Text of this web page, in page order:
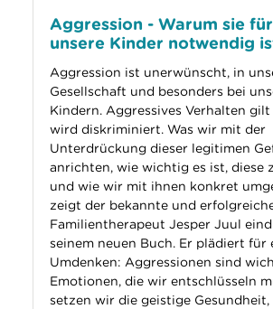
Aggression - Warum sie
unsere Kinder notwendig
Aggression ist unerwünscht, in
Gesellschaft und besonders bei
Kindern. Aggressives Verhalten gilt
wird diskriminiert. Was wir mit der
Unterdrückung dieser legitimen
anrichten, wie wichtig es ist, diese
und wie wir mit ihnen konkret
zeigt der bekannte und
Familientherapeut Jesper Juul
seinem neuen Buch. Er plädiert für
Umdenken: Aggressionen sind
Emotionen, die wir entschlüsseln
setzen wir die geistige Gesundheit,